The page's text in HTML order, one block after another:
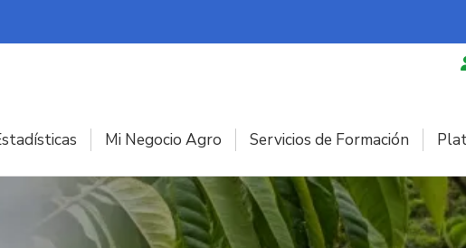
Mi Negocio Agro Servicios de Formación